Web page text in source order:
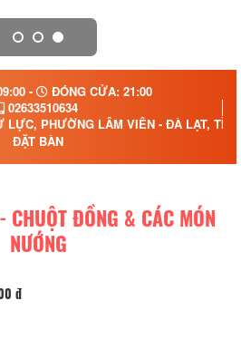
-
ĐÓNG CỬA: 21:00
02633510634
LỰC, PHƯỜNG LÂM VIÊN - ĐÀ LẠT,
ĐẶT BÀN
CHUỘT ĐỒNG & CÁC MÓN
NƯỚNG
đ